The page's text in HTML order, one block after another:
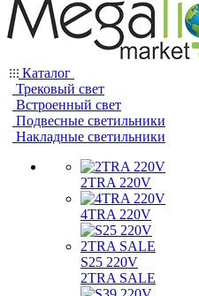
Каталог
Трековый свет
Встроенный свет
Подвесные светильники
Накладные светильники
2TRA 220V
4TRA 220V
S25 220V
2TRA SALE